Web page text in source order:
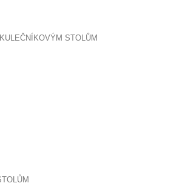
STOLŮM